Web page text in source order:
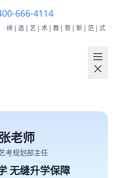
666-4114
缔|造|艺|术|教|育|新|范|式
张老师
考规划部主任
无缝升学保障